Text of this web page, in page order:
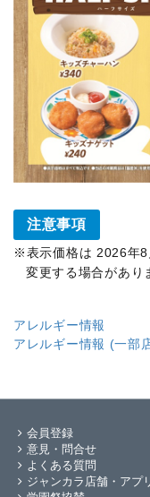
注意事項
表示価格は 2026年
変更する場合があり
アレルギー情報
アレルギー情報 (一部
会員登録
意見・問合せ
よくある質問
ジャンカラ店舗・アプ